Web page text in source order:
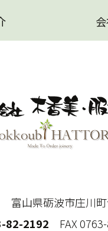
富山県砺波市庄川
82-2192 FAX